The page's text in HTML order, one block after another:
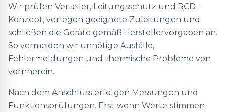
Wir prüfen Verteiler, Leitungsschutz und RCD-
Konzept, verlegen geeignete Zuleitungen und
schließen die Geräte gemäß Herstellervorgaben an.
So vermeiden wir unnötige Ausfälle,
Fehlermeldungen und thermische Probleme von
vornherein.
Nach dem Anschluss erfolgen Messungen und
Funktionsprüfungen. Erst wenn Werte stimmen